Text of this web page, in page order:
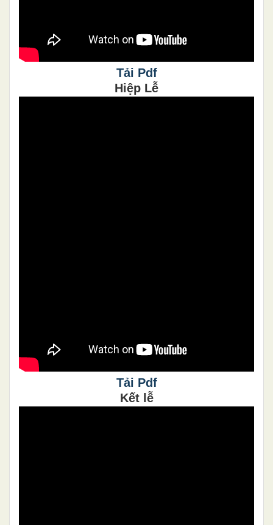
Tải Pdf
Hiệp Lễ
Tải Pdf
Kết lễ